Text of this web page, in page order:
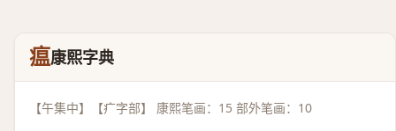
瘟康熙字典
【午集中】【疒字部】 康熙笔画：15 部外笔画：10